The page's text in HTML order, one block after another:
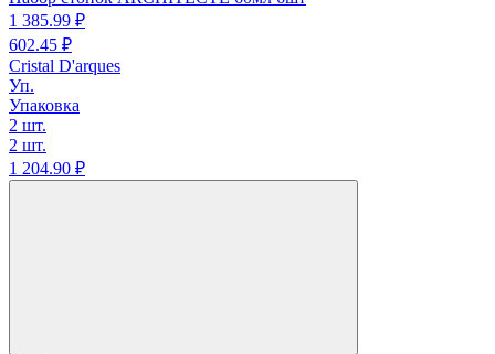
1 385.99 ₽
602.45 ₽
Cristal D'arques
Уп.
Упаковка
2 шт.
2 шт.
1 204.90 ₽